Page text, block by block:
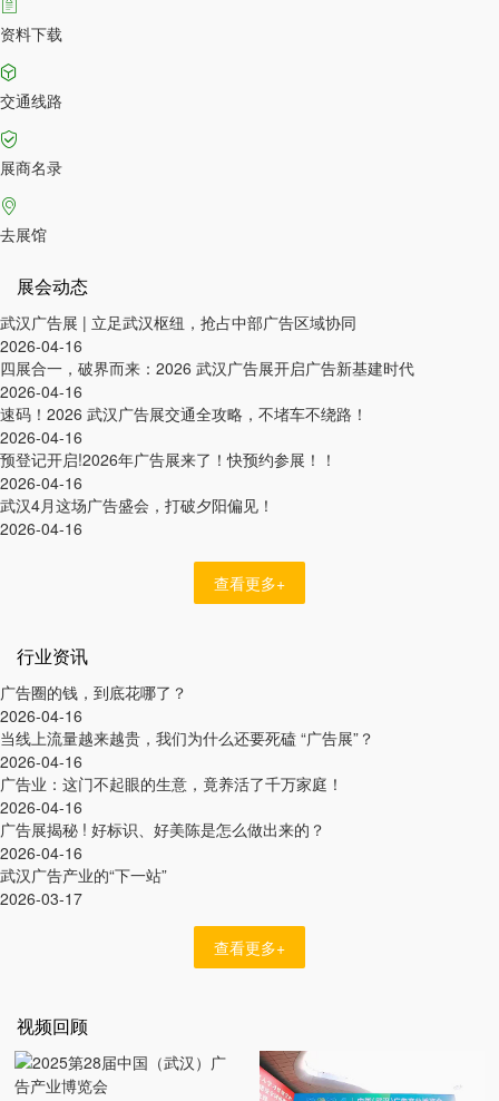
资料下载
交通线路
展商名录
去展馆
展会动态
武汉广告展 | 立足武汉枢纽，抢占中部广告区域协同
2026-04-16
四展合一，破界而来：2026 武汉广告展开启广告新基建时代
2026-04-16
速码！2026 武汉广告展交通全攻略，不堵车不绕路！
2026-04-16
预登记开启!2026年广告展来了！快预约参展！！
2026-04-16
武汉4月这场广告盛会，打破夕阳偏见！
2026-04-16
查看更多+
行业资讯
广告圈的钱，到底花哪了？
2026-04-16
当线上流量越来越贵，我们为什么还要死磕 “广告展”？
2026-04-16
广告业：这门不起眼的生意，竟养活了千万家庭！
2026-04-16
广告展揭秘 ! 好标识、好美陈是怎么做出来的？
2026-04-16
武汉广告产业的“下一站”
2026-03-17
查看更多+
视频回顾